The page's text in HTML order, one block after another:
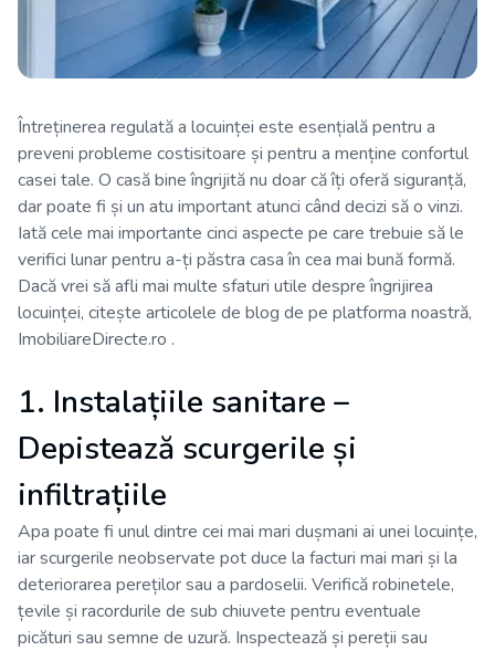
Întreținerea regulată a locuinței este esențială pentru a
preveni probleme costisitoare și pentru a menține confortul
casei tale. O casă bine îngrijită nu doar că îți oferă siguranță,
dar poate fi și un atu important atunci când decizi să o vinzi.
Iată cele mai importante cinci aspecte pe care trebuie să le
verifici lunar pentru a-ți păstra casa în cea mai bună formă.
Dacă vrei să afli mai multe sfaturi utile despre îngrijirea
locuinței, citește articolele de blog de pe platforma noastră,
ImobiliareDirecte.ro .
1. Instalațiile sanitare –
Depistează scurgerile și
infiltrațiile
Apa poate fi unul dintre cei mai mari dușmani ai unei locuințe,
iar scurgerile neobservate pot duce la facturi mai mari și la
deteriorarea pereților sau a pardoselii. Verifică robinetele,
țevile și racordurile de sub chiuvete pentru eventuale
picături sau semne de uzură. Inspectează și pereții sau